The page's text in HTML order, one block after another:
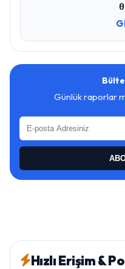
Günlük raporlar
Hızlı Erişim &